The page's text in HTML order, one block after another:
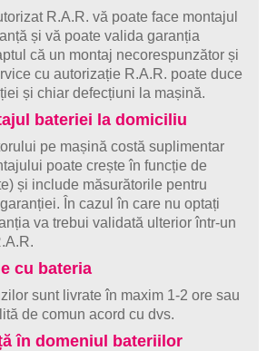
R.A.R. vă poate face montajul
și vă poate valida garanția
că un montaj necorespunzător și
cu autorizație R.A.R. poate duce
și chiar defecțiuni la mașină.
bateriei la domiciliu
pe mașină costă suplimentar
poate crește în funcție de
și include măsurătorile pentru
În cazul în care nu optați
va trebui validată ulterior într-un
cu bateria
sunt livrate în maxim 1-2 ore sau
de comun acord cu dvs.
în domeniul bateriilor